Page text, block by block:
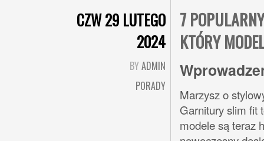
CZW 29 LUTEGO
2024
BYADMIN
PORADY
7
KTÓRY
Marzysz o
Garnitury slim fit
modele są teraz